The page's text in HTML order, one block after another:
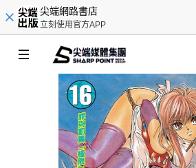
尖端網路書店
立刻使用官方APP